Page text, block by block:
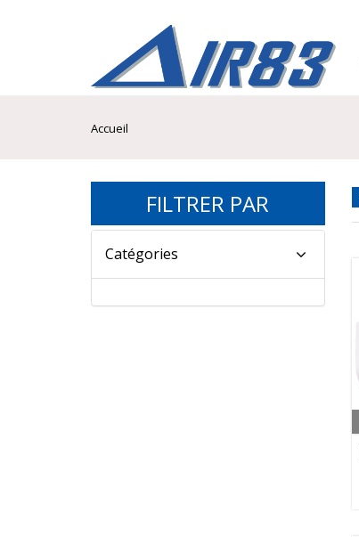
Accueil
FILTRER PAR
Catégories